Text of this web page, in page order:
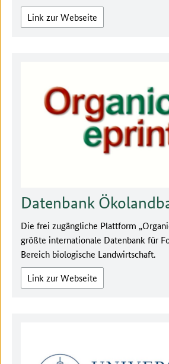
Link zur Webseite
Datenbank
Die frei zugängliche Plattform
größte internationale Datenbank für
Bereich biologische Landwirtschaft.
Link zur Webseite